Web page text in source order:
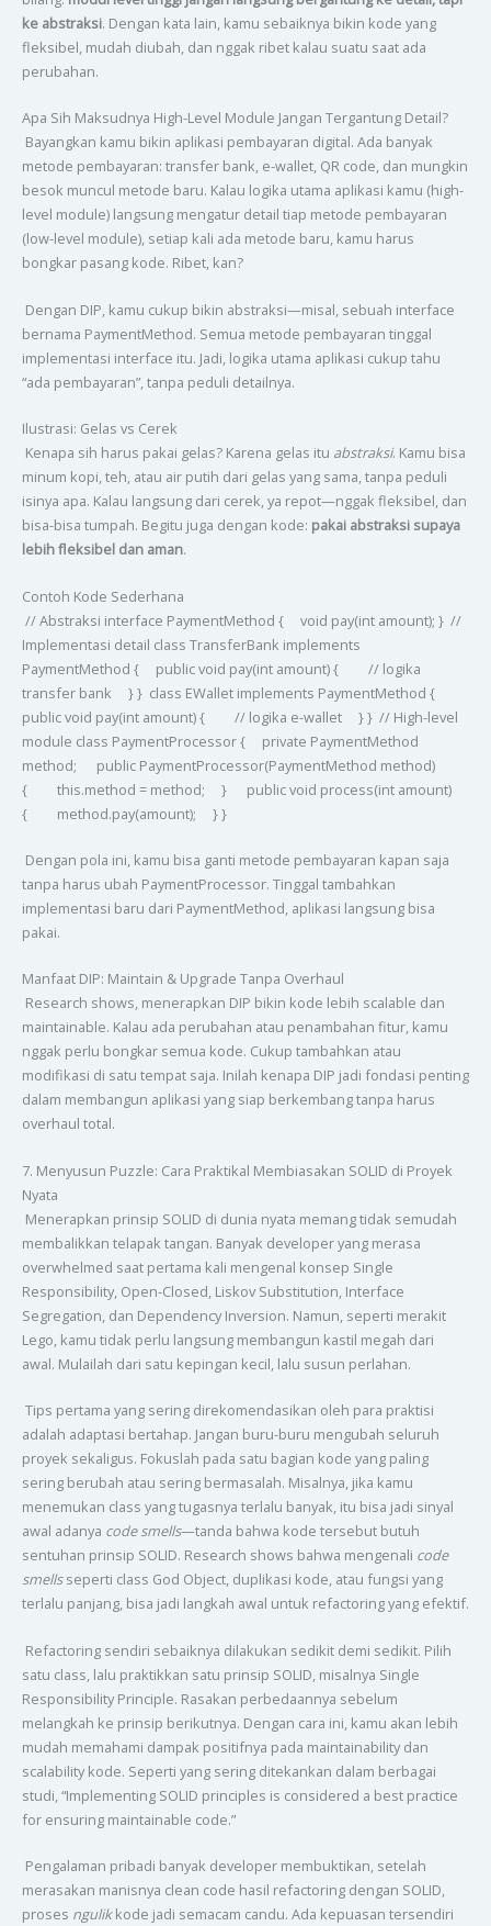
ke abstraksi. Dengan kata lain, kamu sebaiknya bikin kode yang
fleksibel, mudah diubah, dan nggak ribet kalau suatu saat ada
perubahan.
Apa Sih Maksudnya High-Level Module Jangan Tergantung Detail?
Bayangkan kamu bikin aplikasi pembayaran digital. Ada banyak
metode pembayaran: transfer bank, e-wallet, QR code, dan mungkin
besok muncul metode baru. Kalau logika utama aplikasi kamu (high-
level module) langsung mengatur detail tiap metode pembayaran
(low-level module), setiap kali ada metode baru, kamu harus
bongkar pasang kode. Ribet, kan?
Dengan DIP, kamu cukup bikin abstraksi—misal, sebuah interface
bernama PaymentMethod. Semua metode pembayaran tinggal
implementasi interface itu. Jadi, logika utama aplikasi cukup tahu
“ada pembayaran”, tanpa peduli detailnya.
Ilustrasi: Gelas vs Cerek
Kenapa sih harus pakai gelas? Karena gelas itu abstraksi. Kamu bisa
minum kopi, teh, atau air putih dari gelas yang sama, tanpa peduli
isinya apa. Kalau langsung dari cerek, ya repot—nggak fleksibel, dan
bisa-bisa tumpah. Begitu juga dengan kode: pakai abstraksi supaya
lebih fleksibel dan aman.
Contoh Kode Sederhana
// Abstraksi interface PaymentMethod { void pay(int amount); } //
Implementasi detail class TransferBank implements
PaymentMethod { public void pay(int amount) { // logika
transfer bank } } class EWallet implements PaymentMethod {
public void pay(int amount) { // logika e-wallet } } // High-level
module class PaymentProcessor { private PaymentMethod
method; public PaymentProcessor(PaymentMethod method)
{ this.method = method; } public void process(int amount)
{ method.pay(amount); } }
Dengan pola ini, kamu bisa ganti metode pembayaran kapan saja
tanpa harus ubah PaymentProcessor. Tinggal tambahkan
implementasi baru dari PaymentMethod, aplikasi langsung bisa
pakai.
Manfaat DIP: Maintain & Upgrade Tanpa Overhaul
Research shows, menerapkan DIP bikin kode lebih scalable dan
maintainable. Kalau ada perubahan atau penambahan fitur, kamu
nggak perlu bongkar semua kode. Cukup tambahkan atau
modifikasi di satu tempat saja. Inilah kenapa DIP jadi fondasi penting
dalam membangun aplikasi yang siap berkembang tanpa harus
overhaul total.
7. Menyusun Puzzle: Cara Praktikal Membiasakan SOLID di Proyek
Nyata
Menerapkan prinsip SOLID di dunia nyata memang tidak semudah
membalikkan telapak tangan. Banyak developer yang merasa
overwhelmed saat pertama kali mengenal konsep Single
Responsibility, Open-Closed, Liskov Substitution, Interface
Segregation, dan Dependency Inversion. Namun, seperti merakit
Lego, kamu tidak perlu langsung membangun kastil megah dari
awal. Mulailah dari satu kepingan kecil, lalu susun perlahan.
Tips pertama yang sering direkomendasikan oleh para praktisi
adalah adaptasi bertahap. Jangan buru-buru mengubah seluruh
proyek sekaligus. Fokuslah pada satu bagian kode yang paling
sering berubah atau sering bermasalah. Misalnya, jika kamu
menemukan class yang tugasnya terlalu banyak, itu bisa jadi sinyal
awal adanya code smells—tanda bahwa kode tersebut butuh
sentuhan prinsip SOLID. Research shows bahwa mengenali code
smellsseperti class God Object, duplikasi kode, atau fungsi yang
terlalu panjang, bisa jadi langkah awal untuk refactoring yang efektif.
Refactoring sendiri sebaiknya dilakukan sedikit demi sedikit. Pilih
satu class, lalu praktikkan satu prinsip SOLID, misalnya Single
Responsibility Principle. Rasakan perbedaannya sebelum
melangkah ke prinsip berikutnya. Dengan cara ini, kamu akan lebih
mudah memahami dampak positifnya pada maintainability dan
scalability kode. Seperti yang sering ditekankan dalam berbagai
studi, “Implementing SOLID principles is considered a best practice
for ensuring maintainable code.”
Pengalaman pribadi banyak developer membuktikan, setelah
merasakan manisnya clean code hasil refactoring dengan SOLID,
proses ngulikkode jadi semacam candu. Ada kepuasan tersendiri